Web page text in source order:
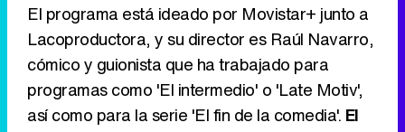
El programa está ideado por Movistar+ junto a
Lacoproductora, y su director es Raúl Navarro,
cómico y guionista que ha trabajado para
programas como 'El intermedio' o 'Late Motiv',
así como para la serie 'El fin de la comedia'. El